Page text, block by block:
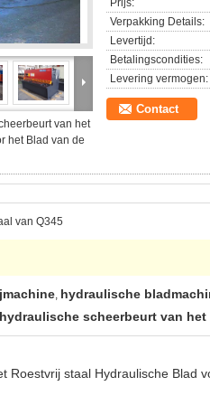
van het
het Blad van de
Prijs:
Verpakking Details:
Levertijd:
Betalingscondities:
Levering vermogen:
Contact
van Q345
, hydraulische
scheerbeurt van het
Roestvrij staal Hydraulische Blad